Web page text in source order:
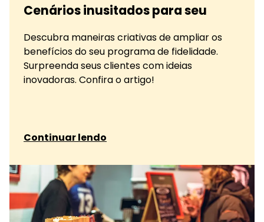
Cenários inusitados para seu
Descubra maneiras criativas de ampliar os
benefícios do seu programa de fidelidade.
Surpreenda seus clientes com ideias
inovadoras. Confira o artigo!
Continuar lendo